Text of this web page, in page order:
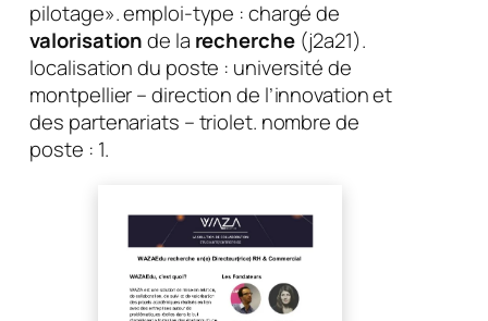
pilotage». emploi-type : chargé de
valorisationde la recherche(j2a21).
localisation du poste : université de
montpellier – direction de l’innovation et
des partenariats – triolet. nombre de
poste : 1.